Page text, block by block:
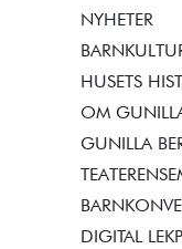
NYHETER
HUSETS
OM
GUNILLA
DIGITAL